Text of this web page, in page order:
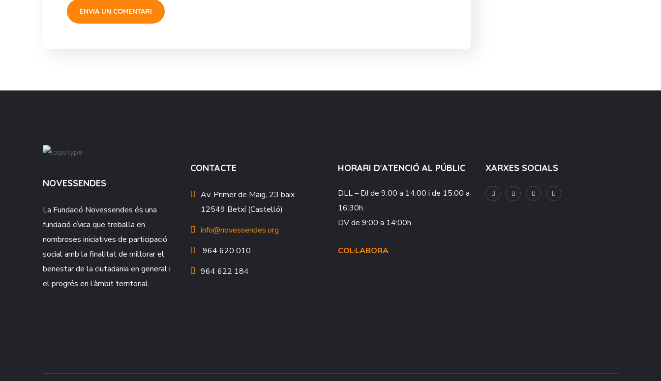
NOVESSENDES
La Fundació Novessendes és una
fundació cívica que treballa en
nombroses iniciatives de participació
social amb la finalitat de millorar el
benestar de la ciutadania en general i
el progrés en l’àmbit territorial.
CONTACTE
Av. Primer de Maig, 23 baix
12549 Betxí (Castelló)
info@novessendes.org
964 620 010
964 622 184
HORARI D'ATENCIÓ AL PÚBLIC
DLL – DJ de 9:00 a 14:00 i de 15:00 a
16:30h
DVde 9:00 a 14:00h
COL·LABORA
XARXES SOCIALS